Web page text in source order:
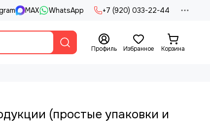
MAX WhatsApp +7 (920) 033-22-44
Профиль Избранное Корзина
(простые упаковки и